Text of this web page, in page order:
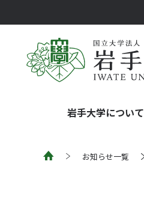
岩手大学について
お知らせ一覧